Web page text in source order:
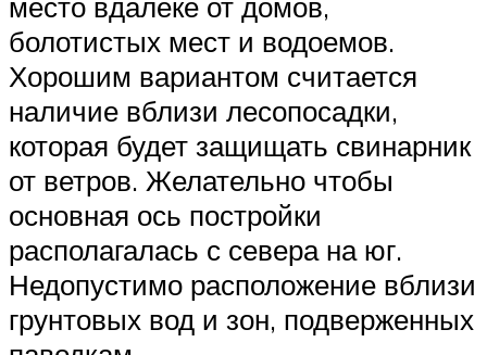
болотистых мест и водоемов.
Хорошим вариантом считается
наличие вблизи лесопосадки,
которая будет защищать свинарник
от ветров. Желательно чтобы
основная ось постройки
располагалась с севера на юг.
Недопустимо расположение вблизи
грунтовых вод и зон, подверженных